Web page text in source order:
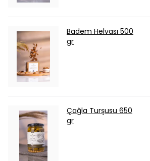
Badem Helvası 500
gr
Çağla Turşusu 650
gr